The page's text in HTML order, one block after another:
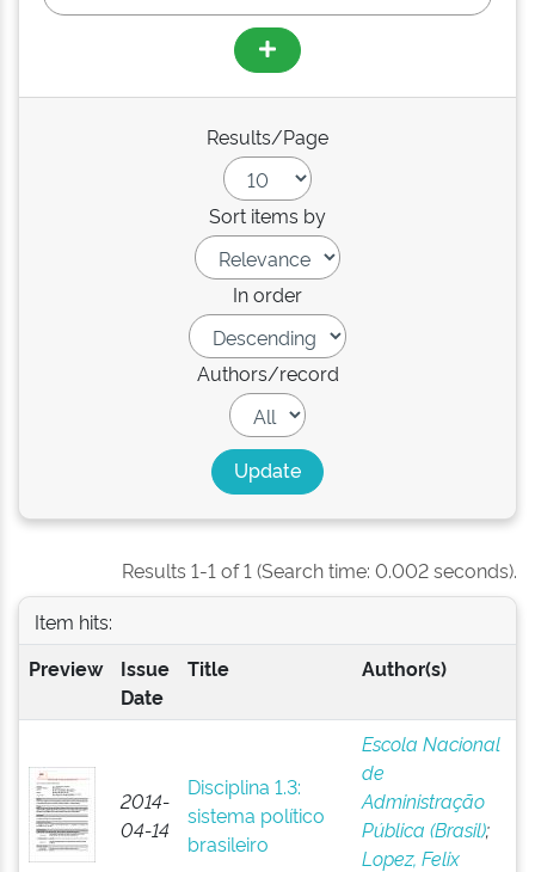
Results/Page
Sort items by
In order
Authors/record
Results 1-1 of 1 (Search time: 0.002 seconds).
Item hits:
Preview
Issue
Date
Title Author(s)
2014-
04-14
Disciplina 1.3:
sistema político
brasileiro
Escola Nacional
de
Administração
Pública (Brasil);
Lopez, Felix